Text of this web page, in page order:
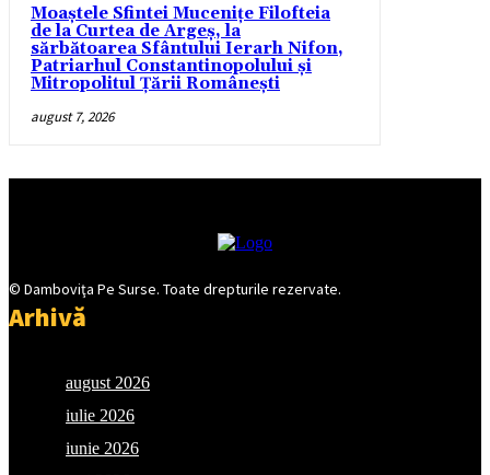
Moaștele Sfintei Mucenițe Filofteia
de la Curtea de Argeș, la
sărbătoarea Sfântului Ierarh Nifon,
Patriarhul Constantinopolului și
Mitropolitul Țării Românești
august 7, 2026
© Damboviţa Pe Surse. Toate drepturile rezervate.
Arhivă
august 2026
iulie 2026
iunie 2026